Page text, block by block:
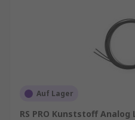
Auf Lager
RS PRO Kunststoff Analog